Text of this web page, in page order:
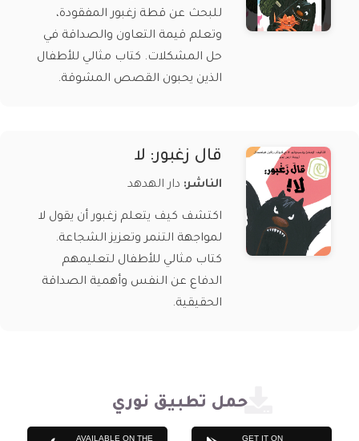
للبحث عن قطة زغبور المفقودة،
وتعلم قيمة التعاون والصداقة في
حل المشكلات. كتاب مثالي للأطفال
الذين يحبون القصص المشوقة.
قال زغبور: لا
الناشر: دار الهدهد
اكتشف كيف يتعلم زغبور أن يقول لا
لمواجهة التنمر وتعزيز الشجاعة.
كتاب مثالي للأطفال لتعليمهم
الدفاع عن النفس وأهمية الصداقة
الحقيقية.
حمل تطبيق نوري
AVAILABLE ON THE GET IT ON